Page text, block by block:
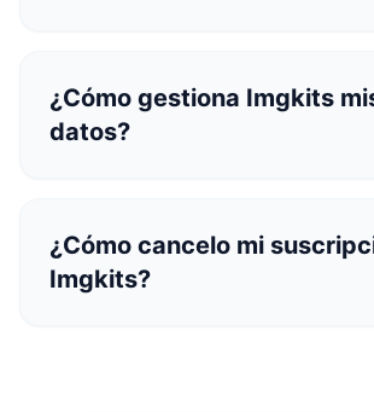
¿Cómo gestiona Imgkits
datos?
¿Cómo cancelo mi
Imgkits?